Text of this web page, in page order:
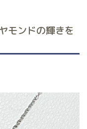
モンドの輝きを